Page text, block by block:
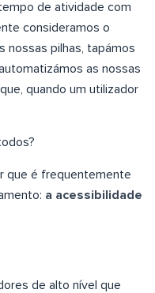
de atividade com
consideramos o
nossas pilhas, tapámos
as nossas
quando um utilizador
que é frequentemente
a acessibilidade
de alto nível que